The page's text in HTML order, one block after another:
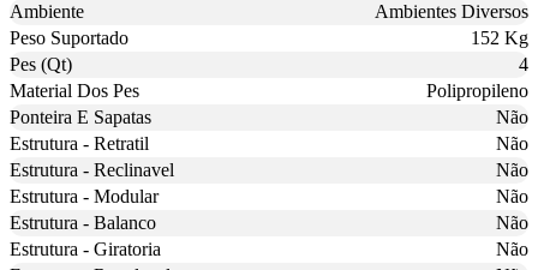
Ambiente
Ambientes Diversos
Peso Suportado
152 Kg
Pes (Qt)
4
Material Dos Pes
Polipropileno
Ponteira E Sapatas
Não
Estrutura - Retratil
Não
Estrutura - Reclinavel
Não
Estrutura - Modular
Não
Estrutura - Balanco
Não
Estrutura - Giratoria
Não